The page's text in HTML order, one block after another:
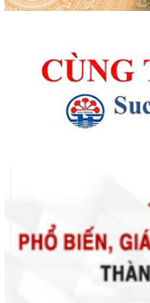
Thông báo kết quả Kỳ
HĐND phường khoá II,
Thông báo về việc cảnh
để lừa đảo chiếm đoạt tài
Thông báo lịch công
Mộc (Từ 20/7 - 26/7/